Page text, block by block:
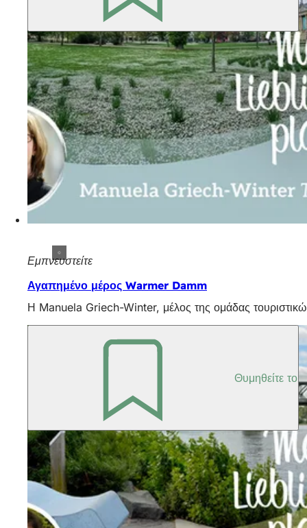
Εμπνευστείτε
Αγαπημένο μέρος Warmer Damm
Η Manuela Griech-Winter, μέλος της ομάδας
Θυμηθείτε το